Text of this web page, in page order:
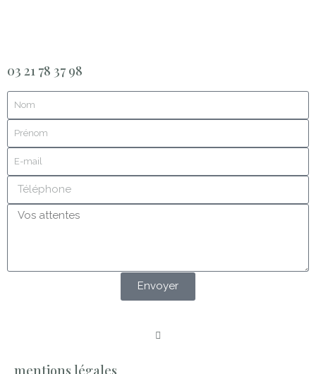
03 21 78 37 98
Envoyer
mentions légales